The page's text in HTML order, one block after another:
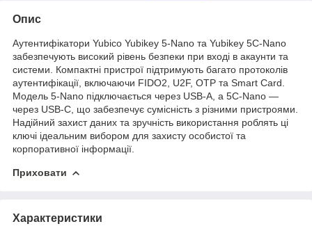
Опис
Аутентифікатори Yubico Yubikey 5-Nano та Yubikey 5C-Nano
забезпечують високий рівень безпеки при вході в акаунти та
системи. Компактні пристрої підтримують багато протоколів
аутентифікації, включаючи FIDO2, U2F, OTP та Smart Card.
Модель 5-Nano підключається через USB-A, а 5C-Nano —
через USB-C, що забезпечує сумісність з різними пристроями.
Надійний захист даних та зручність використання роблять ці
ключі ідеальним вибором для захисту особистої та
корпоративної інформації.
Приховати
Характеристики